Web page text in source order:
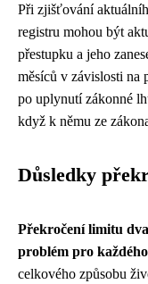
Při zjišťování
registru mohou být
přestupku a jeho
měsíců v závislosti na
po uplynutí zákonné
když k němu ze
Důsledky
Překročení limitu
problém pro
celkového způsobu